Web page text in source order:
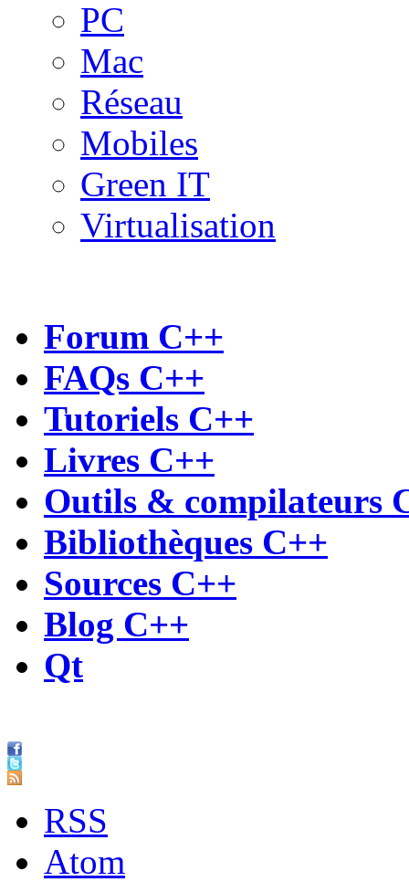
PC
Mac
Réseau
Mobiles
Green IT
Virtualisation
Forum C++
FAQs C++
Tutoriels C++
Livres C++
Outils & compilateurs
Bibliothèques C++
Sources C++
Blog C++
Qt
RSS
Atom